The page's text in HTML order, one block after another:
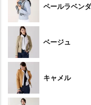
ペールラベン
ベージュ
キャメル